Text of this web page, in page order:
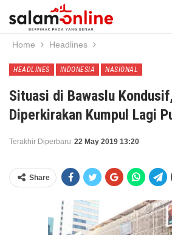
Home Headlines
HEADLINES INDONESIA NASIONAL
Situasi di Bawaslu
Diperkirakan Kumpul Lagi
Terakhir Diperbaru 22 May 2019 13:20
Share